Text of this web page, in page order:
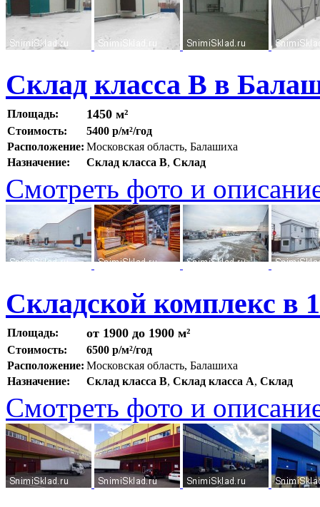
Склад класса В в
Площадь: 1450 м²
Стоимость:
5400 р/м²/год
Расположение: Московская область, Балашиха
Назначение:
Склад класса B, Склад
Смотреть фото и
Складской комплекс
Площадь: от 1900 до 1900 м²
Стоимость:
6500 р/м²/год
Расположение: Московская область, Балашиха
Назначение:
Склад класса B, Склад класса A, Склад
Смотреть фото и